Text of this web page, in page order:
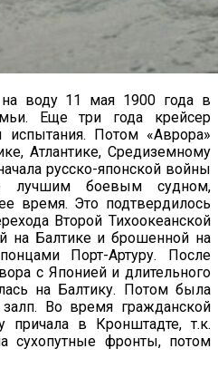
воду 11 мая 1900 года в
Еще три года крейсер
испытания. Потом «Аврора»
Атлантике, Средиземному
русско-японской войны
лучшим боевым судном,
время. Это подтвердилось
Второй Тихоокеанской
на Балтике и брошенной на
Порт-Артуру. После
с Японией и длительного
на Балтику. Потом была
Во время гражданской
причала в Кронштадте, т.к.
сухопутные фронты, потом